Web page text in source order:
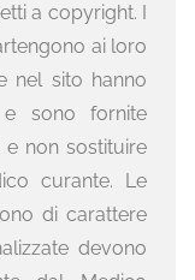
a copyright. I
ai loro
nel sito hanno
e sono fornite
non sostituire
curante. Le
di carattere
devono